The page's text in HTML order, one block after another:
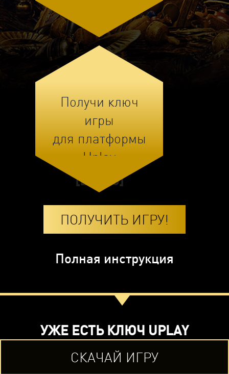
Получи ключ
игры
для платформы
Uplay
[ШАГ 3]
ПОЛУЧИТЬ ИГРУ!
Полная инструкция
УЖЕ ЕСТЬ КЛЮЧ UPLAY
СКАЧАЙ ИГРУ